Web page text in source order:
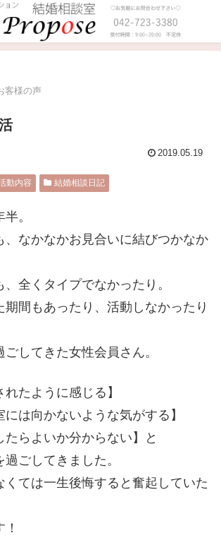
客様の声
2019.05.19
動内容 結婚相談日記
。
、なかなかお見合いに結びつかなか
全くタイプでなかったり。
期間もあったり、活動しなかったり
してきた女性会員さん。
れたように感じる】
には向かないような気がする】
たらよいか分からない】と
ごしてきました。
くては一生後悔すると奮起していた